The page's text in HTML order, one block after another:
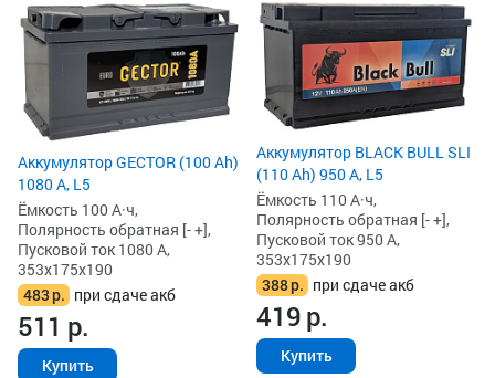
Аккумулятор GECTOR (100 Ah)
1080 А, L5
Ёмкость 100 А·ч,
Полярность обратная [- +],
Пусковой ток 1080 А,
353x175x190
483р. при сдаче акб
511 р.
Купить
Аккумулятор BLACK BULL SLI
(110 Ah) 950 А, L5
Ёмкость 110 А·ч,
Полярность обратная [- +],
Пусковой ток 950 А,
353x175x190
388р. при сдаче акб
419р.
Купить